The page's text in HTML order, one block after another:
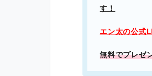
す！
エン太の公式
無料でプレゼ